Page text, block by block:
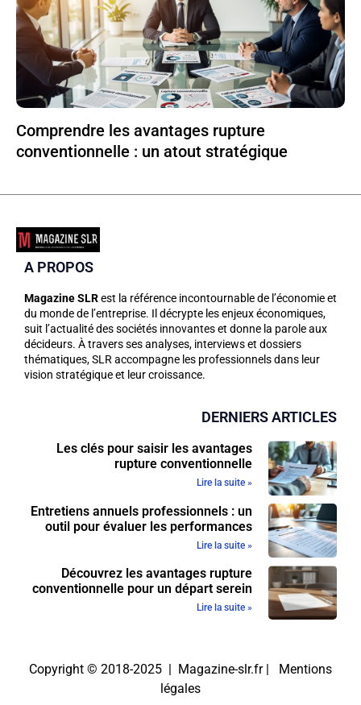
Comprendre les avantages rupture
conventionnelle : un atout stratégique
A PROPOS
Magazine SLRest la référence incontournable de l’économie et
du monde de l’entreprise. Il décrypte les enjeux économiques,
suit l’actualité des sociétés innovantes et donne la parole aux
décideurs. À travers ses analyses, interviews et dossiers
thématiques, SLR accompagne les professionnels dans leur
vision stratégique et leur croissance.
DERNIERS ARTICLES
Les clés pour saisir les avantages
rupture conventionnelle
Lire la suite »
Entretiens annuels professionnels : un
outil pour évaluer les performances
Lire la suite »
Découvrez les avantages rupture
conventionnelle pour un départ serein
Lire la suite »
Copyright © 2018-2025 | Magazine-slr.fr |
Mentions
légales